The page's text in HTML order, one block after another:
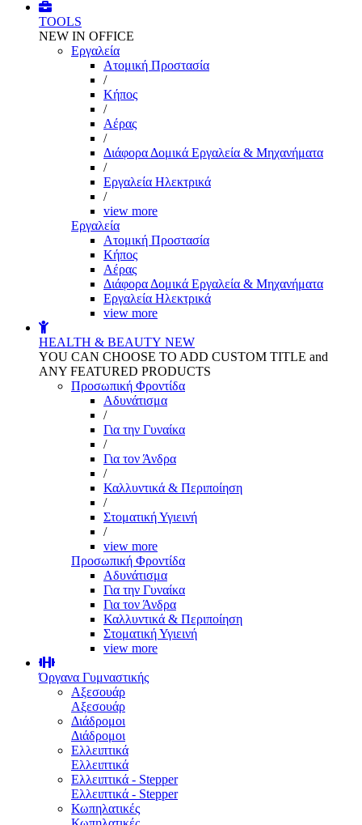
TOOLS
NEW IN OFFICE
Εργαλεία
Aτομική Προστασία
/
Kήπος
/
Αέρας
/
Διάφορα Δομικά Εργαλεία & Μηχανήματα
/
Εργαλεία Ηλεκτρικά
/
view more
Εργαλεία
Aτομική Προστασία
Kήπος
Αέρας
Διάφορα Δομικά Εργαλεία & Μηχανήματα
Εργαλεία Ηλεκτρικά
view more
HEALTH & BEAUTY NEW
YOU CAN CHOOSE TO ADD CUSTOM TITLE and
ANY FEATURED PRODUCTS
Προσωπική Φροντίδα
Αδυνάτισμα
/
Για την Γυναίκα
/
Για τον Άνδρα
/
Καλλυντικά & Περιποίηση
/
Στοματική Υγιεινή
/
view more
Προσωπική Φροντίδα
Αδυνάτισμα
Για την Γυναίκα
Για τον Άνδρα
Καλλυντικά & Περιποίηση
Στοματική Υγιεινή
view more
Όργανα Γυμναστικής
Αξεσουάρ
Αξεσουάρ
Διάδρομοι
Διάδρομοι
Ελλειπτικά
Ελλειπτικά
Ελλειπτικά - Stepper
Ελλειπτικά - Stepper
Κωπηλατικές